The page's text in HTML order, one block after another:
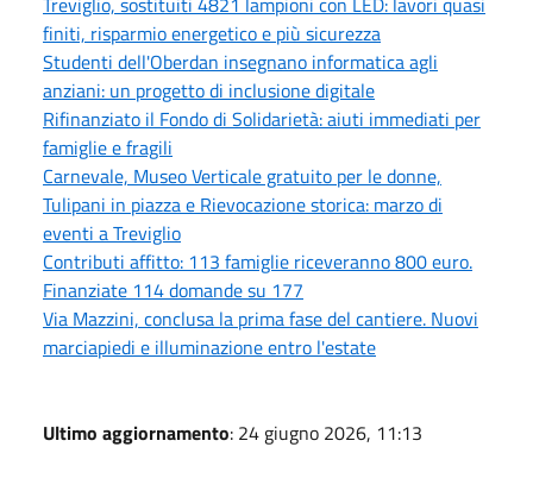
finiti, risparmio energetico e più sicurezza
Studenti dell'Oberdan insegnano informatica agli
anziani: un progetto di inclusione digitale
Rifinanziato il Fondo di Solidarietà: aiuti immediati per
famiglie e fragili
Carnevale, Museo Verticale gratuito per le donne,
Tulipani in piazza e Rievocazione storica: marzo di
eventi a Treviglio
Contributi affitto: 113 famiglie riceveranno 800 euro.
Finanziate 114 domande su 177
Via Mazzini, conclusa la prima fase del cantiere. Nuovi
marciapiedi e illuminazione entro l'estate
Ultimo aggiornamento: 24 giugno 2026, 11:13